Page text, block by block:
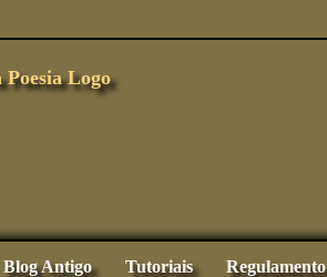
Blog Antigo Tutoriais Regulamento